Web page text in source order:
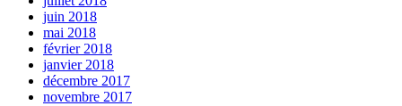
juin 2018
mai 2018
février 2018
janvier 2018
décembre 2017
novembre 2017